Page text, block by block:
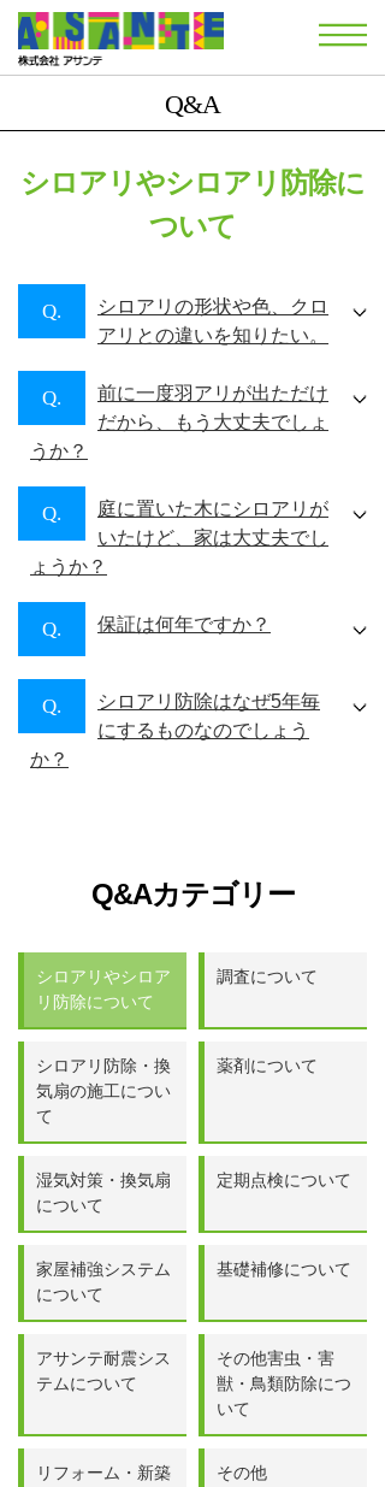
Q&A
シロアリやシロアリ防除に
ついて
Q.
シロアリの形状や色、クロ
アリとの違いを知りたい。
Q.
前に一度羽アリが出ただけ
だから、もう大丈夫でしょ
うか？
Q.
庭に置いた木にシロアリが
いたけど、家は大丈夫でし
ょうか？
Q. 保証は何年ですか？
Q.
シロアリ防除はなぜ5年毎
にするものなのでしょう
か？
Q&Aカテゴリー
シロアリやシロア
リ防除について
調査について
シロアリ防除・換
気扇の施工につい
て
薬剤について
湿気対策・換気扇
について
定期点検について
家屋補強システム
について
基礎補修について
アサンテ耐震シス
テムについて
その他害虫・害
獣・鳥類防除につ
いて
リフォーム・新築
その他